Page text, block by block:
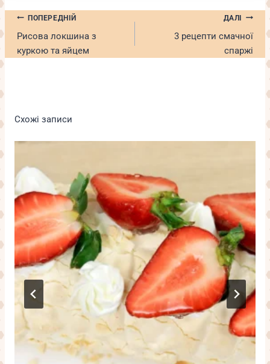
Навігація
записів
ПОПЕРЕДНІЙ
Рисова локшина з
куркою та яйцем
ДАЛІ
3 рецепти смачної
спаржі
Схожі записи